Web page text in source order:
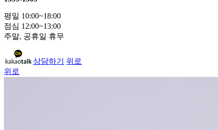
평일 10:00~18:00
점심 12:00~13:00
주말, 공휴일 휴무
상담하기
위로
위로